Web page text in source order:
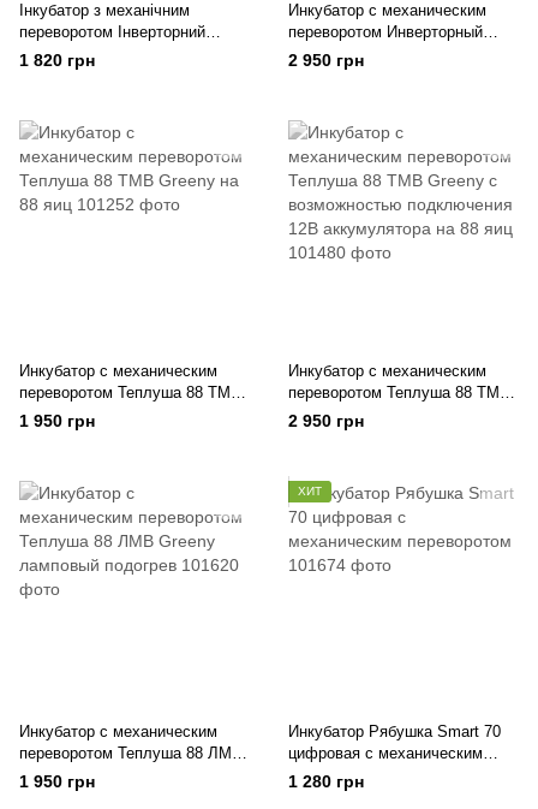
Інкубатор з механічним
переворотом Інверторний
1 820 грн
Инкубатор с механическим
переворотом Инверторный
Теплуша 100 ИБ 12/50 ТМВ
2 950 грн
Инкубатор с механическим
переворотом Теплуша 88 ТМВ
Greeny на 88 яиц
1 950 грн
Инкубатор с механическим
переворотом Теплуша 88 ТМВ
Greeny с возможностью
подключения 12В
2 950 грн
Инкубатор с механическим
переворотом Теплуша 88 ЛМВ
Greeny ламповый подогрев
1 950 грн
ХИТ
Инкубатор Рябушка Smart 70
цифровая с механическим
переворотом
1 280 грн